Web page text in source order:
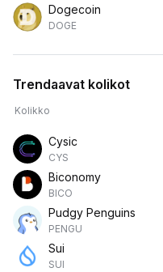
Dogecoin
DOGE
Trendaavat kolikot
Kolikko
Cysic
CYS
Biconomy
BICO
Pudgy Penguins
PENGU
Sui
SUI